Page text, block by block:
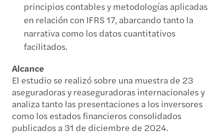
principios contables y metodologías aplicadas
en relación con IFRS 17, abarcando tanto la
narrativa como los datos cuantitativos
facilitados.
Alcance
El estudio se realizó sobre una muestra de 23
aseguradoras y reaseguradoras internacionales y
analiza tanto las presentaciones a los inversores
como los estados financieros consolidados
publicados a 31 de diciembre de 2024.